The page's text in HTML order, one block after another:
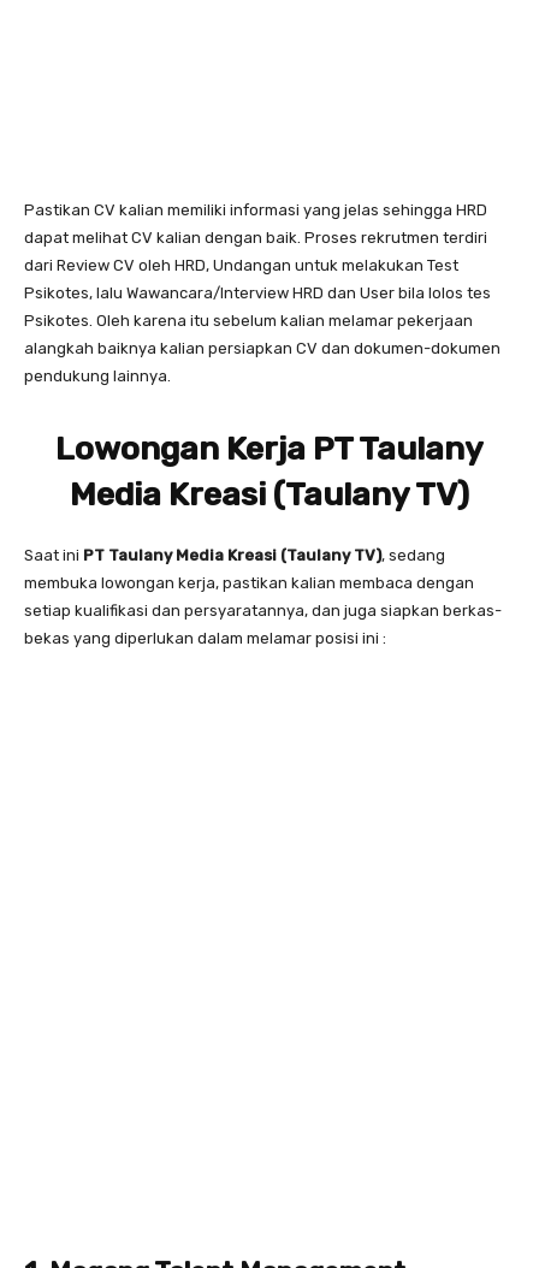
Pastikan CV kalian memiliki informasi yang jelas sehingga HRD
dapat melihat CV kalian dengan baik. Proses rekrutmen terdiri
dari Review CV oleh HRD, Undangan untuk melakukan Test
Psikotes, lalu Wawancara/Interview HRD dan User bila lolos tes
Psikotes. Oleh karena itu sebelum kalian melamar pekerjaan
alangkah baiknya kalian persiapkan CV dan dokumen-dokumen
pendukung lainnya.
Lowongan Kerja PT Taulany
Media Kreasi (Taulany TV)
Saat ini PT Taulany Media Kreasi (Taulany TV), sedang
membuka lowongan kerja, pastikan kalian membaca dengan
setiap kualifikasi dan persyaratannya, dan juga siapkan berkas-
bekas yang diperlukan dalam melamar posisi ini :